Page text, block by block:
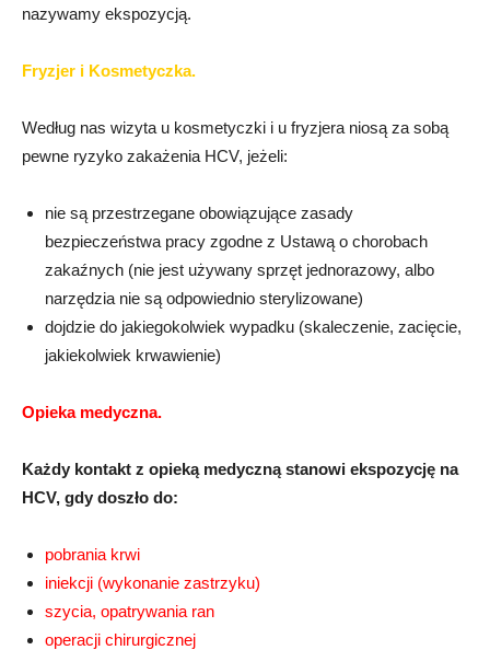
nazywamy ekspozycją.
Fryzjer i Kosmetyczka.
Według nas wizyta u kosmetyczki i u fryzjera niosą za sobą
pewne ryzyko zakażenia HCV, jeżeli:
nie są przestrzegane obowiązujące zasady
bezpieczeństwa pracy zgodne z Ustawą o chorobach
zakaźnych (nie jest używany sprzęt jednorazowy, albo
narzędzia nie są odpowiednio sterylizowane)
dojdzie do jakiegokolwiek wypadku (skaleczenie, zacięcie,
jakiekolwiek krwawienie)
Opieka medyczna.
Każdy kontakt z opieką medyczną stanowi ekspozycję na
HCV, gdy doszło do:
pobrania krwi
iniekcji (wykonanie zastrzyku)
szycia, opatrywania ran
operacji chirurgicznej